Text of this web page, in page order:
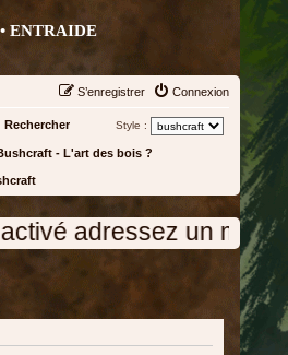
ENTRAIDE
Connexion
S’enregistrer
Rechercher Style :
- L'art des bois ?
adressez un